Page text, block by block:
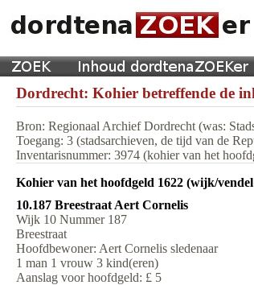
Dordrecht: Kohier betreffende de
Bron: Regionaal Archief Dordrecht (was:
Toegang: 3 (stadsarchieven, de tijd van de
Inventarisnummer: 3974 (kohier van het
Kohier van het hoofdgeld 1622 (wijk/
10.187 Breestraat Aert Cornelis
Wijk 10 Nummer 187
Breestraat
Hoofdbewoner: Aert Cornelis sledenaar
1 man 1 vrouw 3 kind(eren)
Aanslag voor hoofdgeld: £ 5